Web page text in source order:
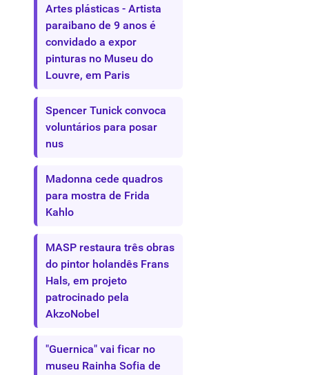
Artes plásticas - Artista
paraibano de 9 anos é
convidado a expor
pinturas no Museu do
Louvre, em Paris
Spencer Tunick convoca
voluntários para posar
nus
Madonna cede quadros
para mostra de Frida
Kahlo
MASP restaura três obras
do pintor holandês Frans
Hals, em projeto
patrocinado pela
AkzoNobel
"Guernica" vai ficar no
museu Rainha Sofia de